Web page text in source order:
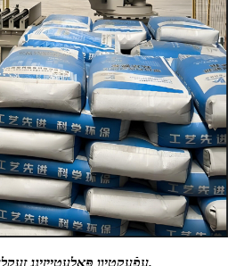
קעפּל: YH1165B-315 עפֿעקטיוו פּאַלעטייזינג זעקלעך.